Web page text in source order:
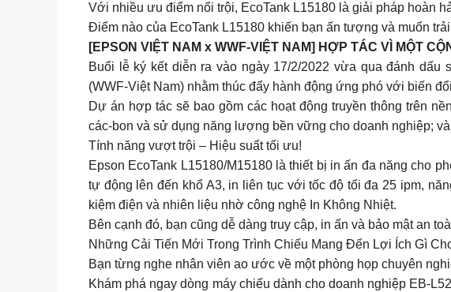
Với nhiều ưu điểm nổi trội, EcoTank L15180 là giải pháp hoàn
Điểm nào của EcoTank L15180 khiến bạn ấn tượng và muốn
[EPSON VIỆT NAM x WWF-VIỆT NAM] HỢP TÁC VÌ MỘT
Buổi lễ ký kết diễn ra vào ngày 17/2/2022 vừa qua đánh
(WWF-Việt Nam) nhằm thúc đẩy hành động ứng phó với biến
Dự án hợp tác sẽ bao gồm các hoạt động truyền thông trên
các-bon và sử dụng năng lượng bền vững cho doanh nghiệp;
Tính năng vượt trội – Hiệu suất tối ưu!
Epson EcoTank L15180/M15180 là thiết bị in ấn đa năng cho
tự động lên đến khổ A3, in liên tục với tốc độ tối đa 25 ipm,
kiệm điện và nhiên liệu nhờ công nghệ In Không Nhiệt.
Bên cạnh đó, bạn cũng dễ dàng truy cập, in ấn và bảo mật an
Những Cải Tiến Mới Trong Trình Chiếu Mang Đến Lợi Ích Gì
Bạn từng nghe nhân viên ao ước về một phòng họp chuyên
Khám phá ngay dòng máy chiếu dành cho doanh nghiệp EB-